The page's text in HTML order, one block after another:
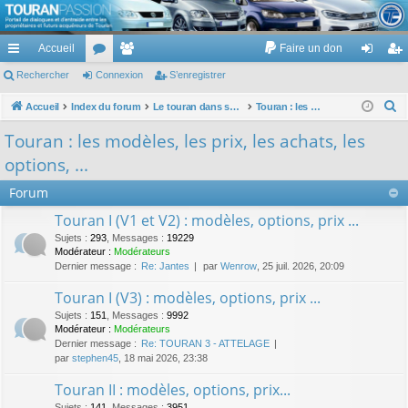
TouranPassion
Le forum des propriétaires ou futurs acquéreurs du Volkswagen Touran
cc
ès
Accueil
or
u
e
m
Faire un don
ne nr
Rechercher Connexion S’enregistrer
Accueil Index du forum Le touran dans ses versions I (V1 V2 V3) et II ... Touran : les modèles, les prix, les achats, les options, ...
r
Touran : les modèles, les prix, les achats, les
options, ...
Forum
Touran I (V1 et V2) : modèles, options, prix ...
Sujets : 293 Messages : 19229
Modérateur : Modérateurs
Dernier message : Re: Jantes par Wenrow , 25 juil. 2026, 20:09
Touran I (V3) : modèles, options, prix ...
Sujets : 151 Messages : 9992
Modérateur : Modérateurs
Dernier message : Re: TOURAN 3 - ATTELAGE
par stephen45 , 18 mai 2026, 23:38
Touran II : modèles, options, prix...